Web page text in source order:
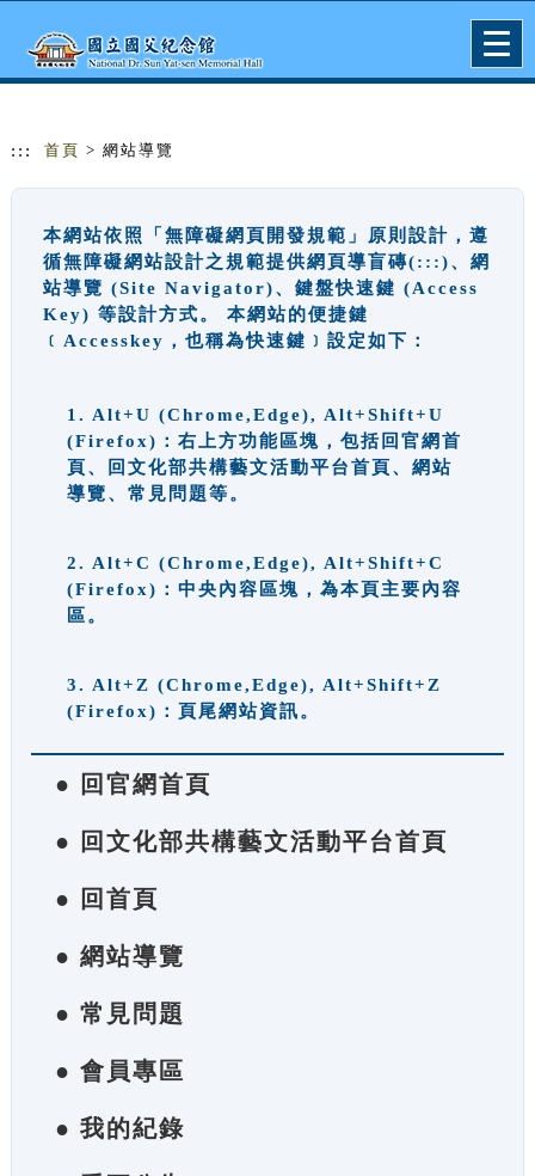
::: 首頁 > 網站導覽
本網站依照「無障礙網頁開發規範」原則設計，遵
循無障礙網站設計之規範提供網頁導盲磚(:::)、網
站導覽 (Site Navigator)、鍵盤快速鍵 (Access
Key) 等設計方式。 本網站的便捷鍵
﹝Accesskey，也稱為快速鍵﹞設定如下：
1. Alt+U (Chrome,Edge), Alt+Shift+U
(Firefox)：右上方功能區塊，包括回官網首
頁、回文化部共構藝文活動平台首頁、網站
導覽、常見問題等。
2. Alt+C (Chrome,Edge), Alt+Shift+C
(Firefox)：中央內容區塊，為本頁主要內容
區。
3. Alt+Z (Chrome,Edge), Alt+Shift+Z
(Firefox)：頁尾網站資訊。
● 回官網首頁
● 回文化部共構藝文活動平台首頁
● 回首頁
● 網站導覽
● 常見問題
● 會員專區
● 我的紀錄